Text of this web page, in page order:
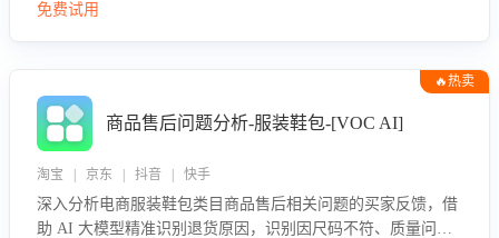
免费试用
🔥热卖
商品售后问题分析-服装鞋包-[VOC AI]
淘宝 | 京东 | 抖音 | 快手
深入分析电商服装鞋包类目商品售后相关问题的买家反馈，借
助 AI 大模型精准识别退货原因，识别因尺码不符、质量问题